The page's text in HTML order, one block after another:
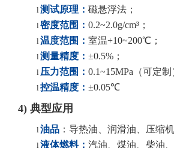
l测试原理： 磁悬浮法 ；
l密度范围 ： 0.2~2.0g/cm³ ；
l温度范围： 室温+10~200℃ ；
l测量精度 ： ±0.5% ；
l 压力范围： 0.1~15MPa（可定制
l控温精度 ： ±0.05℃
4) 典型应用
l油品 ： 导热油、润滑油、压缩
l液体燃料： 汽油、煤油、柴油